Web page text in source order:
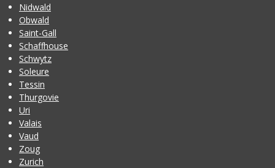
Nidwald
Obwald
Saint-Gall
Schaffhouse
Schwytz
Soleure
Tessin
Thurgovie
Uri
Valais
Vaud
Zoug
Zurich